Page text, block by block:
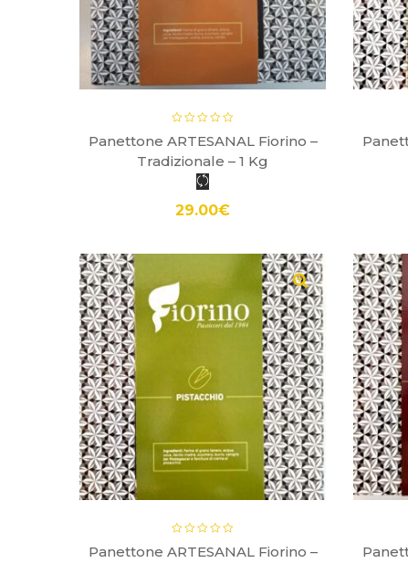
Panettone ARTESANAL Fiorino –
Tradizionale – 1 Kg
29.00€
Panettone ARTESANAL Fiorino –